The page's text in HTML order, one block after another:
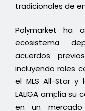
tradicionales de
Polymarket ha
ecosistema
acuerdos
incluyendo roles
el MLS All-Star y
LALIGA amplía su
en un